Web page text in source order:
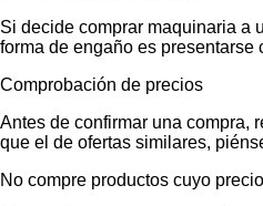
Si decide comprar maquinaria a
forma de engaño es
Comprobación de precios
Antes de confirmar una compra,
que el de ofertas similares,
No compre productos cuyo